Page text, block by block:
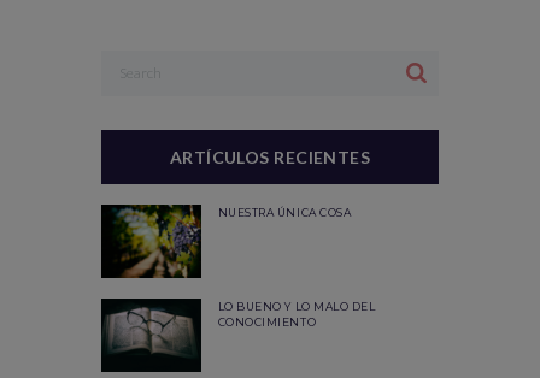
ARTÍCULOS RECIENTES
NUESTRA ÚNICA COSA
LO BUENO Y LO MALO DEL
CONOCIMIENTO